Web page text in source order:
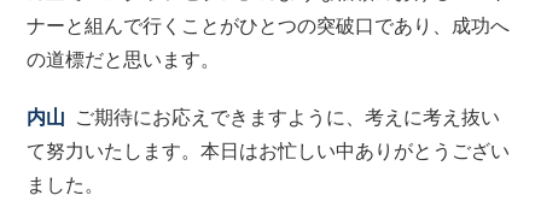
ナーと組んで行くことがひとつの突破口であり、成功へ
の道標だと思います。
内山 ご期待にお応えできますように、考えに考え抜い
て努力いたします。本日はお忙しい中ありがとうござい
ました。